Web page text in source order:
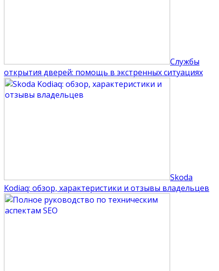
Службы
открытия дверей: помощь в экстренных ситуациях
Skoda
Kodiaq: обзор, характеристики и отзывы владельцев